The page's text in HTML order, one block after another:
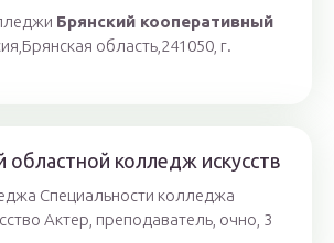
Брянский кооперативный
область,241050, г.
областной колледж искусств
Специальности колледжа
Актер, преподаватель, очно, 3